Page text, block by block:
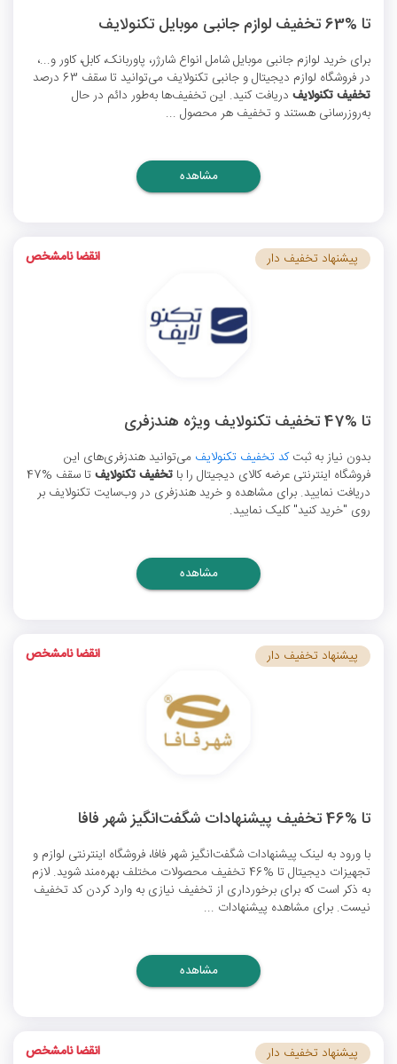
تا %63 تخفیف لوازم جانبی موبایل تکنولایف
برای خرید لوازم جانبی موبایل شامل انواع شارژر، پاوربانک، کابل، کاور و...،
در فروشگاه لوازم دیجیتال و جانبی تکنولایف می‌توانید تا سقف 63 درصد
تخفیف تکنولایف دریافت کنید. این تخفیف‌ها به‌طور دائم در حال
به‌روزرسانی هستند و تخفیف هر محصول ...
مشاهده
تا %47 تخفیف تکنولایف ویژه هندزفری
بدون نیاز به ثبتکد تخفیف تکنولایف می‌توانید هندزفری‌های این
فروشگاه اینترنتی عرضه کالای دیجیتال را با تخفیف تکنولایف
تا سقف %47
دریافت نمایید. برای مشاهده و خرید هندزفری در وب‌سایت تکنولایف بر
روی "خرید کنید" کلیک نمایید.
پیشنهاد تخفیف دار انقضا نامشخص
مشاهده
تا %46 تخفیف پیشنهادات شگفت‌انگیز شهر فافا
با ورود به لینک پیشنهادات شگفت‌انگیز شهر فافا، فروشگاه اینترنتی لوازم و
تجهیزات دیجیتال تا %46 تخفیف محصولات مختلف بهره‌مند شوید. لازم
به ذکر است که برای برخورداری از تخفیف نیازی به وارد کردن کد تخفیف
نیست. برای مشاهده پیشنهادات ...
پیشنهاد تخفیف دار انقضا نامشخص
مشاهده
پیشنهاد تخفیف دار انقضا نامشخص